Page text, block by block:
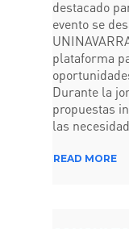
destacado
evento se
plataforma
Durante la
propuestas
las
READ MORE